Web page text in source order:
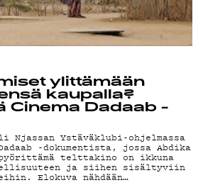
ylittämään
kaupalla?
Cinema Dadaab -
Ystäväklubi-ohjelmassa
-dokumentista, jossa Abdika
pyörittämä telttakino on ikkuna
ja siihen sisältyviin
Elokuva nähdään…